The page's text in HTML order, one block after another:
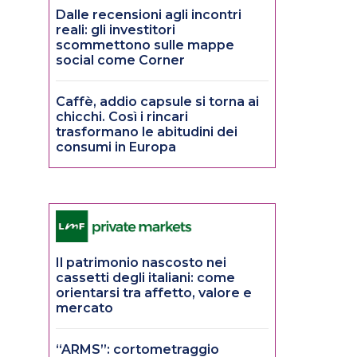
Dalle recensioni agli incontri
reali: gli investitori
scommettono sulle mappe
social come Corner
Caffè, addio capsule si torna ai
chicchi. Così i rincari
trasformano le abitudini dei
consumi in Europa
Il patrimonio nascosto nei
cassetti degli italiani: come
orientarsi tra affetto, valore e
mercato
“ARMS”: cortometraggio